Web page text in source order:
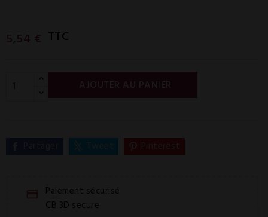
TTC
Paiement sécurisé
CB 3D secure